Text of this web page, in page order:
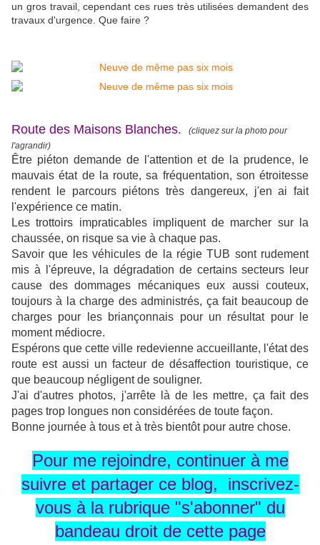
un gros travail, cependant ces rues très utilisées demandent des
travaux d'urgence. Que faire ?
Route des Maisons Blanches.
(cliquez sur la photo pour
l'agrandir)
Être piéton demande de l'attention et de la prudence, le
mauvais état de la route, sa fréquentation, son étroitesse
rendent le parcours piétons très dangereux, j'en ai fait
l'expérience ce matin.
Les trottoirs impraticables impliquent de marcher sur la
chaussée, on risque sa vie à chaque pas.
Savoir que les véhicules de la régie TUB sont rudement
mis à l'épreuve, la dégradation de certains secteurs leur
cause des dommages mécaniques eux aussi couteux,
toujours à la charge des administrés, ça fait beaucoup de
charges pour les briançonnais pour un résultat pour le
moment médiocre.
Espérons que cette ville redevienne accueillante, l'état des
route est aussi un facteur de désaffection touristique, ce
que beaucoup négligent de souligner.
J'ai d'autres photos, j'arrête là de les mettre, ça fait des
pages trop longues non considérées de toute façon.
Bonne journée à tous et à très bientôt pour autre chose.
Pour me rejoindre, continuer à me
suivre et partager ce blog, inscrivez-
vous à la rubrique "s'abonner" du
bandeau droit de cette page